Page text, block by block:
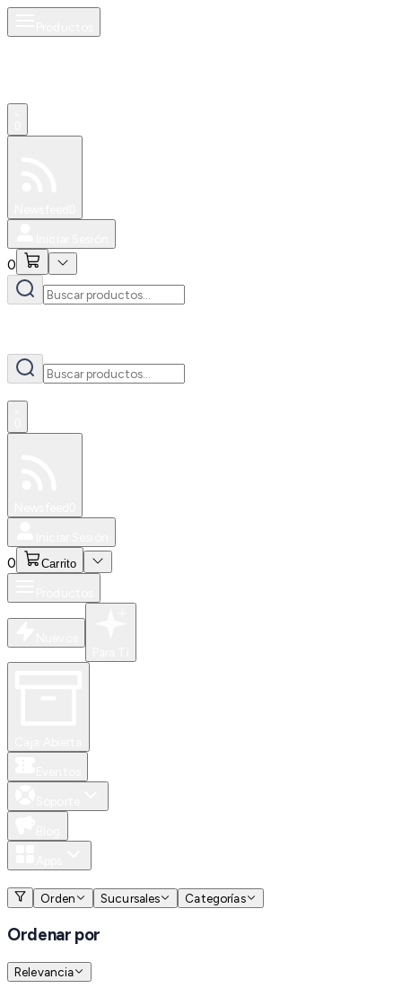
0
0 Carrito
Orden Sucursales Categorías
Ordenar por
Relevancia